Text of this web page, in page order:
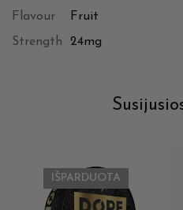
Flavour
Fruit
Strength
24mg
IŠPARDUOTA